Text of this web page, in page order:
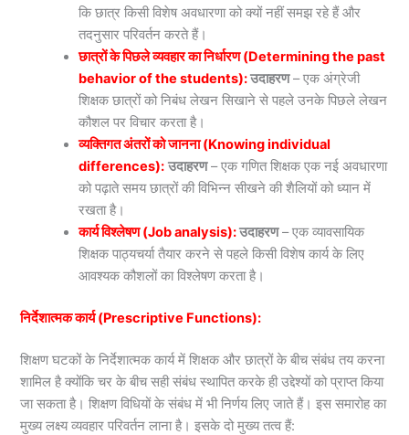
कि छात्र किसी विशेष अवधारणा को क्यों नहीं समझ रहे हैं और
तदनुसार परिवर्तन करते हैं।
छात्रों के पिछले व्यवहार का निर्धारण (Determining the past
behavior of the students):उदाहरण– एक अंग्रेजी
शिक्षक छात्रों को निबंध लेखन सिखाने से पहले उनके पिछले लेखन
कौशल पर विचार करता है।
व्यक्तिगत अंतरों को जानना (Knowing individual
differences): उदाहरण– एक गणित शिक्षक एक नई अवधारणा
को पढ़ाते समय छात्रों की विभिन्न सीखने की शैलियों को ध्यान में
रखता है।
कार्य विश्लेषण (Job analysis):उदाहरण– एक व्यावसायिक
शिक्षक पाठ्यचर्या तैयार करने से पहले किसी विशेष कार्य के लिए
आवश्यक कौशलों का विश्लेषण करता है।
निर्देशात्मक कार्य (Prescriptive Functions):
शिक्षण घटकों के निर्देशात्मक कार्य में शिक्षक और छात्रों के बीच संबंध तय करना
शामिल है क्योंकि चर के बीच सही संबंध स्थापित करके ही उद्देश्यों को प्राप्त किया
जा सकता है। शिक्षण विधियों के संबंध में भी निर्णय लिए जाते हैं। इस समारोह का
मुख्य लक्ष्य व्यवहार परिवर्तन लाना है। इसके दो मुख्य तत्व हैं: